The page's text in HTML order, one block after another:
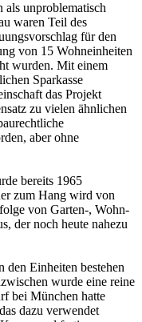
als unproblematisch
waren Teil des
für den
von 15 Wohneinheiten
wurden. Mit einem
Sparkasse
das Projekt
zu vielen ähnlichen
aber ohne
bereits 1965
zum Hang wird von
von Garten-, Wohn-
der noch heute nahezu
den Einheiten bestehen
wurde eine reine
bei München hatte
dazu verwendet